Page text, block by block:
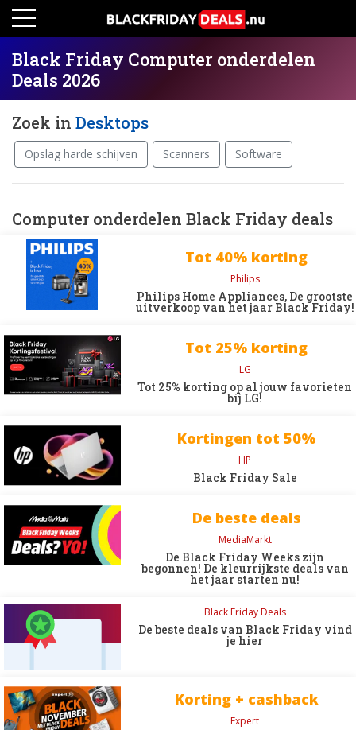
Black Friday Computer onderdelen
Deals 2026
Zoek in Desktops
Opslag harde schijven Scanners Software
Computer onderdelen Black Friday deals
Tot 40% korting
Philips
Philips Home Appliances, De grootste
uitverkoop van het jaar Black Friday!
Tot 25% korting
LG
Tot 25% korting op al jouw favorieten
bij LG!
Kortingen tot 50%
HP
Black Friday Sale
De beste deals
MediaMarkt
De Black Friday Weeks zijn
begonnen! De kleurrijkste deals van
het jaar starten nu!
Black Friday Deals
De beste deals van Black Friday vind
je hier
Korting + cashback
Expert